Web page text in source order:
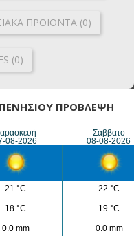
ΠΡΟΙΟΝΤΑ (0)
(0)
ΠΡΟΒΛΕΨΗ